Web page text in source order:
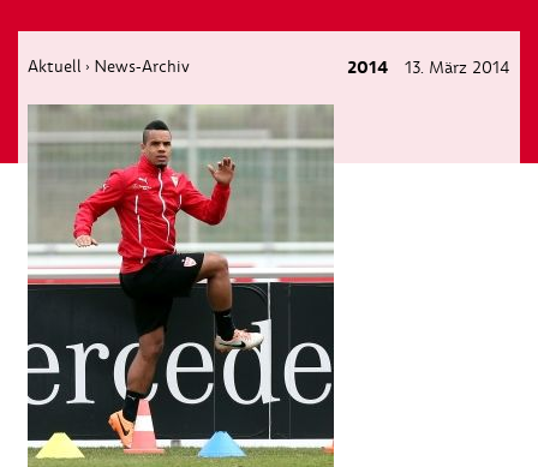
Aktuell › News-Archiv 2014 13. März 2014